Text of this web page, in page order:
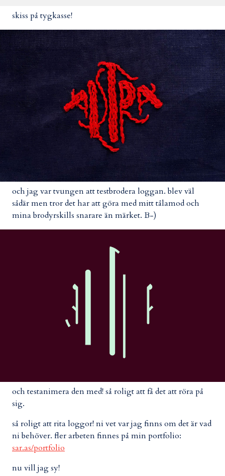
skiss på tygkasse!
och jag var tvungen att testbrodera loggan. blev väl
sådär men tror det har att göra med mitt tålamod och
mina brodyrskills snarare än märket. B-)
och testanimera den med! så roligt att få det att röra på
sig.
så roligt att rita loggor! ni vet var jag finns om det är vad
ni behöver. fler arbeten finnes på min portfolio:
sar.as/portfolio
nu vill jag sy!